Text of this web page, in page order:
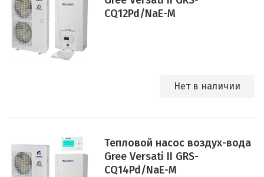
CQ12Pd/NaE-M
Нет в наличии
Тепловой насос воздух-вода
Gree Versati II GRS-
CQ14Pd/NaE-M